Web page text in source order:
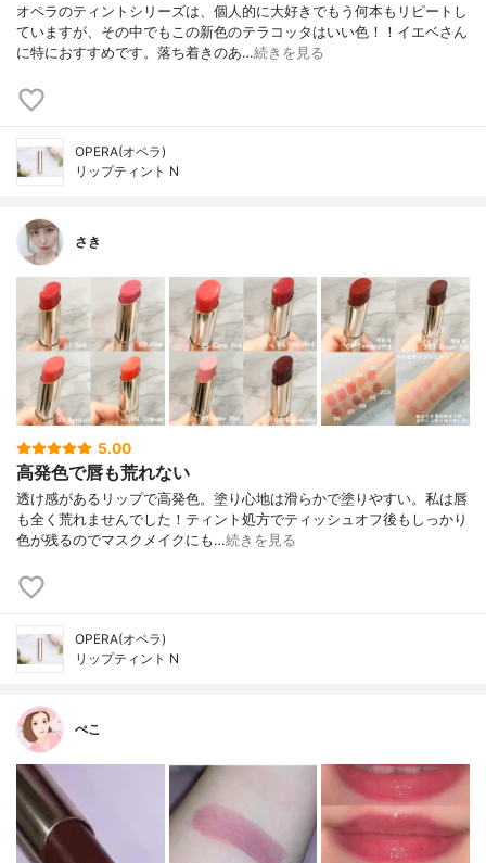
オペラのティントシリーズは、個人的に大好きでもう何本もリピートし
ていますが、その中でもこの新色のテラコッタはいい色！！イエベさん
に特におすすめです。落ち着きのあ…続きを見る
OPERA(オペラ)
リップティント N
さき
5.00
高発色で唇も荒れない
透け感があるリップで高発色。塗り心地は滑らかで塗りやすい。 私は唇
も全く荒れませんでした！ ティント処方でティッシュオフ後もしっかり
色が残るのでマスクメイクにも…続きを見る
OPERA(オペラ)
リップティント N
ぺこ